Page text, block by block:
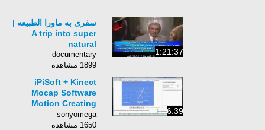
1:21:37
سفری به ماورا الطبیعه |
A trip into super
natural
documentary
1899 مشاهده
6:39
iPiSoft + Kinect
Mocap Software
Motion Creating
Tutorial!
sonyomega
1650 مشاهده